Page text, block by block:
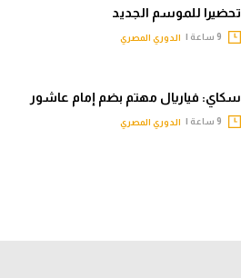
تحضيرا للموسم الجديد
الدوري المصري
سكاي: فياريال مهتم بضم إمام عاشور
الدوري المصري